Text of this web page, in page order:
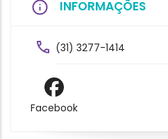
INFORMAÇÕES
(31) 3277-1414
Facebook